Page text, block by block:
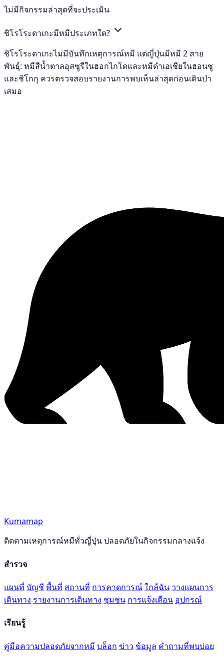
ไม่มีกิจกรรมล่าสุดที่จะประเมิน
ชิโรโระดาเกะมีหมีประเภทใด?
ชิโรโระดาเกะไม่มีบันทึกเหตุการณ์หมี แต่ญี่ปุ่นมีหมี 2 สาย
พันธุ์: หมีสีน้ำตาลอุสซูรีในฮอกไกโดและหมีดำเอเชียในฮอนชู
และชิโกกุ ควรตรวจสอบรายงานการพบเห็นล่าสุดก่อนเดินป่า
เสมอ
Kumamap
ติดตามเหตุการณ์หมีทั่วญี่ปุ่น ปลอดภัยในกิจกรรมกลางแจ้ง
สำรวจ
แผนที่ บัญชี พื้นที่ สถานที่ การคาดการณ์ใกล้ฉัน วางแผนการ
เดินทาง รายงานการเดินทาง ชุมชน การแจ้งเตือน อุปกรณ์
เรียนรู้
คู่มือความปลอดภัยจากหมี บล็อก ข่าว ข้อมูล คำถามที่พบบ่อย